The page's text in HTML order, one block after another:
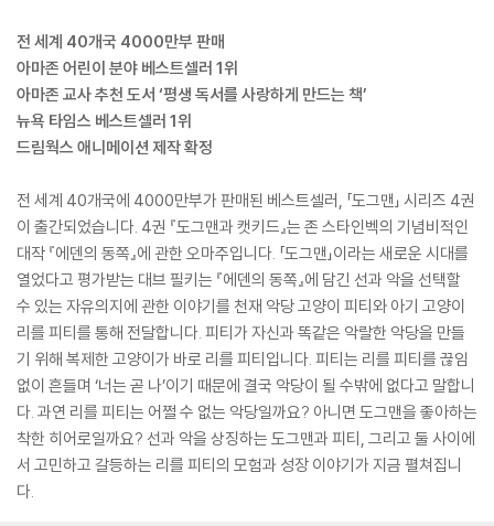
전 세계 40개국 4000만부 판매
아마존 어린이 분야 베스트셀러 1위
아마존 교사 추천 도서 ‘평생 독서를 사랑하게 만드는 책’
뉴욕 타임스 베스트셀러 1위
드림웍스 애니메이션 제작 확정
전 세계 40개국에 4000만부가 판매된 베스트셀러, 「도그맨」 시리즈 4권
이 출간되었습니다. 4권 『도그맨과 캣키드』는 존 스타인벡의 기념비적인
대작 『에덴의 동쪽』에 관한 오마주입니다. 「도그맨」이라는 새로운 시대를
열었다고 평가받는 대브 필키는 『에덴의 동쪽』에 담긴 선과 악을 선택할
수 있는 자유의지에 관한 이야기를 천재 악당 고양이 피티와 아기 고양이
리를 피티를 통해 전달합니다. 피티가 자신과 똑같은 악랄한 악당을 만들
기 위해 복제한 고양이가 바로 리를 피티입니다. 피티는 리를 피티를 끊임
없이 흔들며 ‘너는 곧 나’이기 때문에 결국 악당이 될 수밖에 없다고 말합니
다. 과연 리를 피티는 어쩔 수 없는 악당일까요? 아니면 도그맨을 좋아하는
착한 히어로일까요? 선과 악을 상징하는 도그맨과 피티, 그리고 둘 사이에
서 고민하고 갈등하는 리를 피티의 모험과 성장 이야기가 지금 펼쳐집니
다.